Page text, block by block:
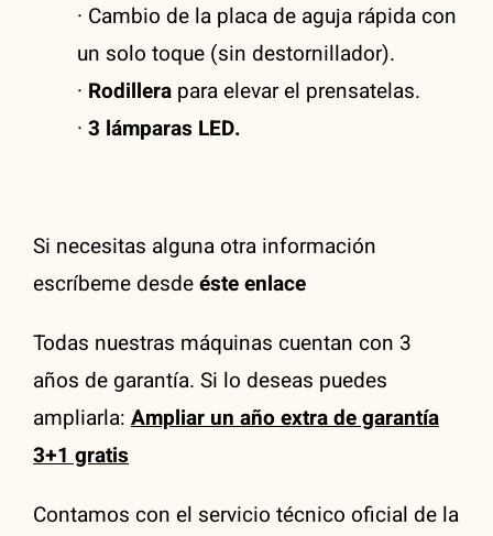
· Cambio de la placa de aguja rápida con
un solo toque (sin destornillador).
· Rodillerapara elevar el prensatelas.
· 3 lámparas LED.
Si necesitas alguna otra información
escríbeme desdeéste enlace
Todas nuestras máquinas cuentan con 3
años de garantía. Si lo deseas puedes
ampliarla: Ampliar un año extra de garantía
3+1 gratis
Contamos con el servicio técnico oficial de la